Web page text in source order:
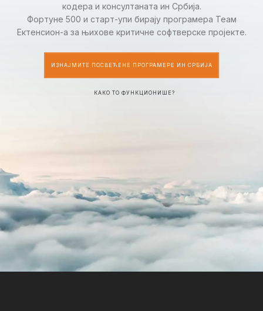
кодера и консултаната ин Србија.
Фортуне 500 и старт-упи бирају програмера Теам
Ектенсион-а за њихове критичне софтверске пројекте.
ИЗНАЈМИТЕ ПОСВЕЋЕНЕ ПРОГРАМЕРЕ ИН СРБИЈА
КАКО ТО ФУНКЦИОНИШЕ?